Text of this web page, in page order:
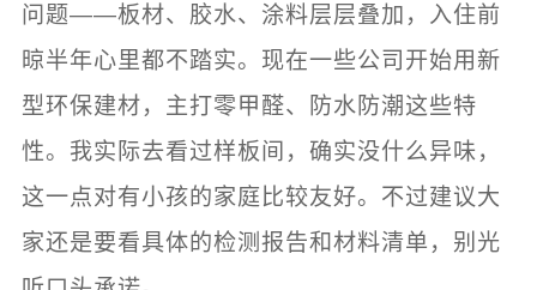
问题——板材、胶水、涂料层层叠加，入住前
晾半年心里都不踏实。现在一些公司开始用新
型环保建材，主打零甲醛、防水防潮这些特
性。我实际去看过样板间，确实没什么异味，
这一点对有小孩的家庭比较友好。不过建议大
家还是要看具体的检测报告和材料清单，别光